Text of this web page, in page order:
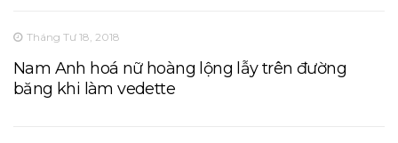
Tháng Tư 18, 2018
Nam Anh hoá nữ hoàng lộng lẫy trên đường
băng khi làm vedette